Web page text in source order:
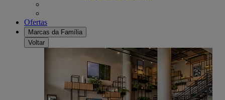
Ofertas
Marcas da Família
Voltar